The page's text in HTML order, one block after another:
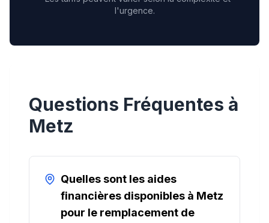
l'urgence.
Questions Fréquentes à
Metz
Quelles sont les aides
financières disponibles à Metz
pour le remplacement de